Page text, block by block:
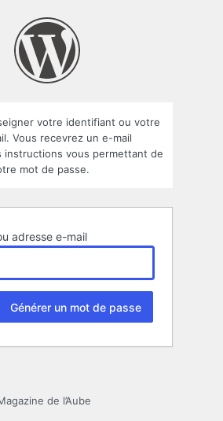
votre identifiant ou votre
Vous recevrez un e-mail
instructions vous permettant de
mot de passe.
adresse e-mail
de l’Aube